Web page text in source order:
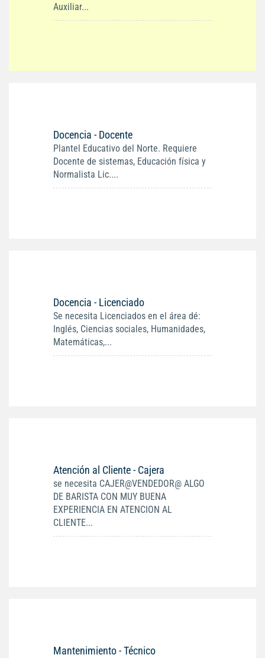
Auxiliar...
Docencia - Docente
Plantel Educativo del Norte. Requiere
Docente de sistemas, Educación física y
Normalista Lic....
Docencia - Licenciado
Se necesita Licenciados en el área dé:
Inglés, Ciencias sociales, Humanidades,
Matemáticas,...
Atención al Cliente - Cajera
se necesita CAJER@VENDEDOR@ ALGO
DE BARISTA CON MUY BUENA
EXPERIENCIA EN ATENCION AL
CLIENTE...
Mantenimiento - Técnico